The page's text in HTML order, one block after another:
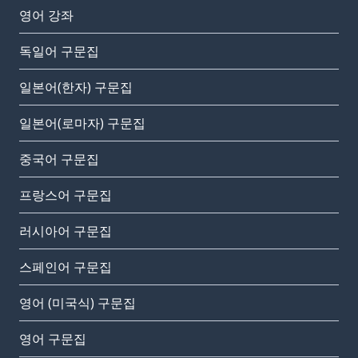
영어 강좌
독일어 구문집
일본어(한자) 구문집
일본어(로마자) 구문집
중국어 구문집
프랑스어 구문집
러시아어 구문집
스페인어 구문집
영어 (미국식) 구문집
영어 구문집